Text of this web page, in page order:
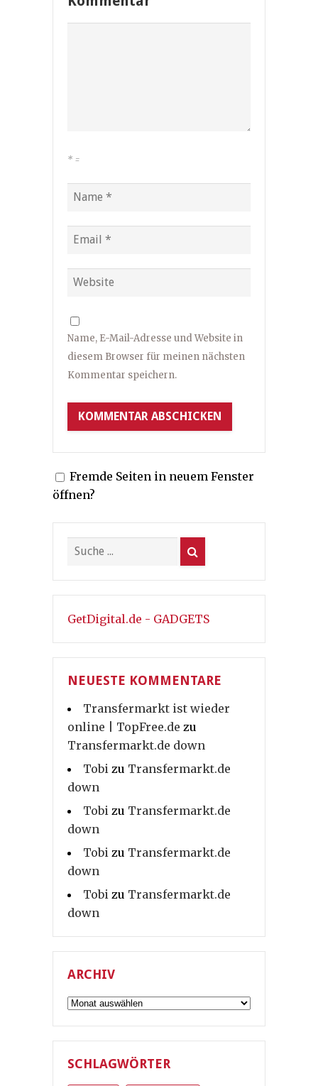
* =
Name, E-Mail-Adresse und Website in
diesem Browser für meinen nächsten
Kommentar speichern.
Fremde Seiten in neuem Fenster
öffnen?
GetDigital.de - GADGETS
NEUESTE KOMMENTARE
Transfermarkt ist wieder
online | TopFree.de zu
Transfermarkt.de down
Tobi zu Transfermarkt.de
down
Tobi zu Transfermarkt.de
down
Tobi zu Transfermarkt.de
down
Tobi zu Transfermarkt.de
down
ARCHIV
Archiv
SCHLAGWÖRTER